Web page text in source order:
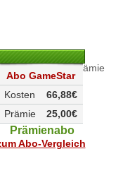
Abo GameStar
66,88€
Kosten
25,00€
Prämie
Prämienabo
Abo-Vergleich